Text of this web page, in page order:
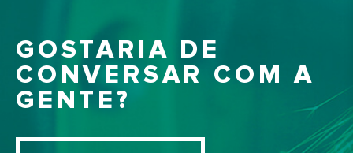
GOSTARIA DE
CONVERSAR COM A
GENTE?